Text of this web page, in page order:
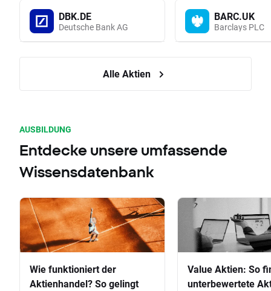
DBK.DE
Deutsche Bank AG
BARC.UK
Barclays PLC
Alle Aktien
AUSBILDUNG
Entdecke unsere umfassende
Wissensdatenbank
Wie funktioniert der
Aktienhandel? So gelingt
Value Aktien: So
unterbewertete